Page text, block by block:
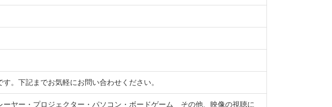
。下記までお気軽にお問い合わせください。
ーヤー・プロジェクター・パソコン・ボードゲーム その他、映像の視聴に